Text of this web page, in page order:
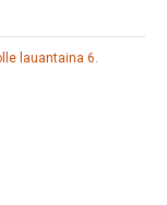
lauantaina 6.